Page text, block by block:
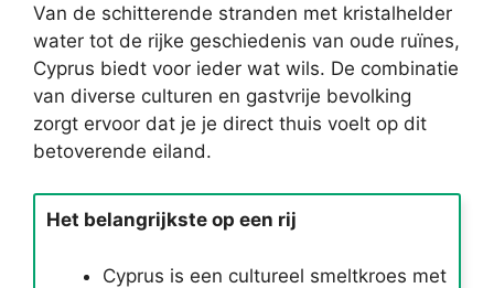
Van de schitterende stranden met kristalhelder
water tot de rijke geschiedenis van oude ruïnes,
Cyprus biedt voor ieder wat wils. De combinatie
van diverse culturen en gastvrije bevolking
zorgt ervoor dat je je direct thuis voelt op dit
betoverende eiland.
Het belangrijkste op een rij
Cyprus is een cultureel smeltkroes met